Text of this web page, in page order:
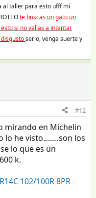
al taller para esto ufff mi
te buscas un gato un
si no vallas a intentar
disgustoserio, venga suerte y
#12
mirando en Michelin
lo he visto........son los
lo que es un
k.
102/100R 8PR -